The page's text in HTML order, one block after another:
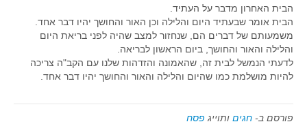
הבית האחרון מדבר על העתיד.
הבית אומר שבעתיד היום והלילה וכן האור והחושך יהיו דבר אחד.
משמעותם של דברים הם, שנחזור למצב שהיה לפני בריאת היום
והלילה והאור והחושך, ביום הראשון לבריאה.
לדעתי הנמשל לבית זה, שהאמונה והזדהות שלנו עם הקב"ה צריכה
להיות מושלמת כמו שהיום והלילה והאור והחושך יהיו דבר אחד.
פורסם ב- חגים ותוייג פסח